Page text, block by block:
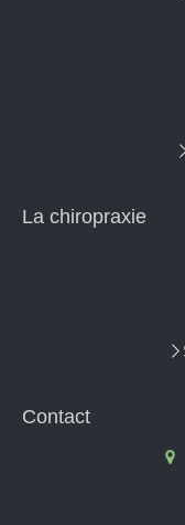
La chiropraxie
Contact